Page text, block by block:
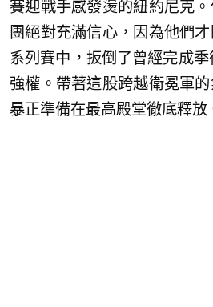
賽迎戰手感發燙的紐約尼克
團絕對充滿信心，因為他們
系列賽中，扳倒了曾經完成
強權。帶著這股跨越衛冕軍
暴正準備在最高殿堂徹底釋放